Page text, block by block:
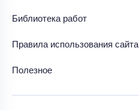
Библиотека работ
Правила использования сайта
Полезное